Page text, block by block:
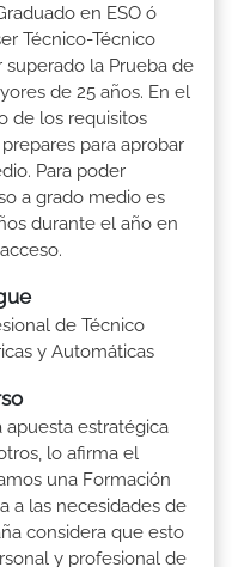
en ESO ó
Técnico-Técnico
la Prueba de
de 25 años. En el
de los requisitos
para aprobar
Para poder
a grado medio es
durante el año en
de Técnico
y Automáticas
apuesta estratégica
lo afirma el
una Formación
a las necesidades de
considera que esto
y profesional de